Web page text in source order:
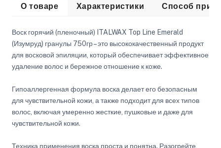
О товаре Характеристики Способ
Воск горячий (пленочный) ITALWAX Top Line Emerald
(Изумруд) гранулы 750гр – это высококачественный продукт
для восковой эпиляции, который обеспечивает эффективное
удаление волос и бережное отношение к коже.
Гипоаллергенная формула воска делает его безопасным
для чувствительной кожи, а также подходит для всех типов
волос, включая умеренно жесткие, пушковые и даже для
чувствительной кожи.
Техника применения воска проста и понятна. Разогрейте